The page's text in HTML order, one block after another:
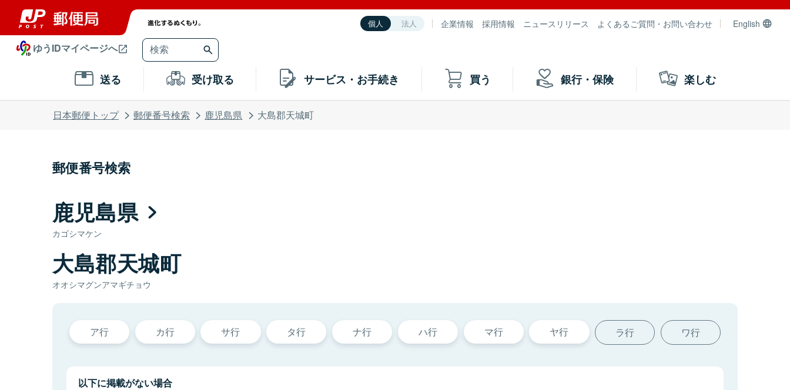
個人 法人 企業情報 採用情報 ニュースリリース よくあるご質問・お問い合わせ English
ゆうIDマイページへ
送る 受け取る サービス・お手続き 買う 銀行・保険 楽しむ
日本郵便トップ 郵便番号検索 鹿児島県 大島郡天城町
郵便番号検索
鹿児島県
カゴシマケン
大島郡天城町
オオシマグンアマギチョウ
ア行 カ行 サ行 タ行 ナ行 ハ行 マ行 ヤ行 ラ行 ワ行
以下に掲載がない場合